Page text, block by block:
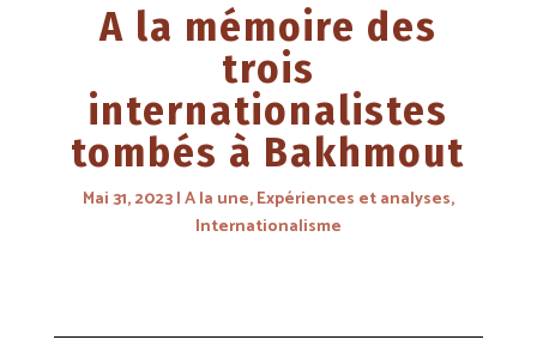
A la mémoire des
trois
internationalistes
tombés à Bakhmout
Mai 31, 2023 A la une,Expériences et analyses,
Internationalisme